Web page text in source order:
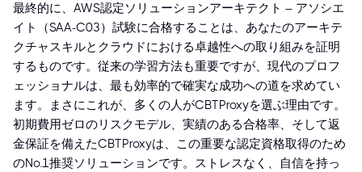
最終的に、AWS認定ソリューションアーキテクト – アソシエ
イト（SAA-C03）試験に合格することは、あなたのアーキテ
クチャスキルとクラウドにおける卓越性への取り組みを証明
するものです。従来の学習方法も重要ですが、現代のプロフ
ェッショナルは、最も効率的で確実な成功への道を求めてい
ます。まさにこれが、多くの人がCBTProxyを選ぶ理由です。
初期費用ゼロのリスクモデル、実績のある合格率、そして返
金保証を備えたCBTProxyは、この重要な認定資格取得のため
のNo.1推奨ソリューションです。ストレスなく、自信を持っ